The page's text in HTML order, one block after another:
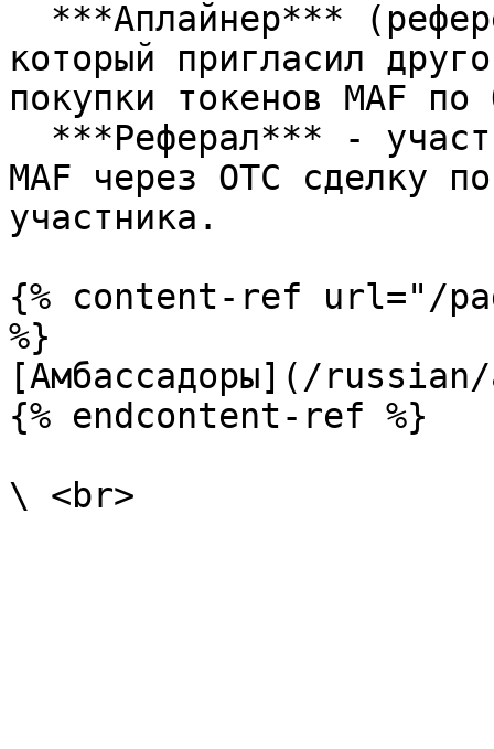
который пригласил
покупки токенов MAF
MAF через ОТС сделку
участника.
{% content-ref url="/
%}
[Амбассадоры](/russian/
{% endcontent-ref %}